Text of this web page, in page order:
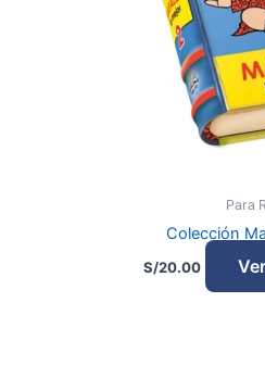
Para
Colección
S/20.00